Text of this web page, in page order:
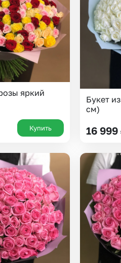
яркий
Купить
Букет
см)
16 999